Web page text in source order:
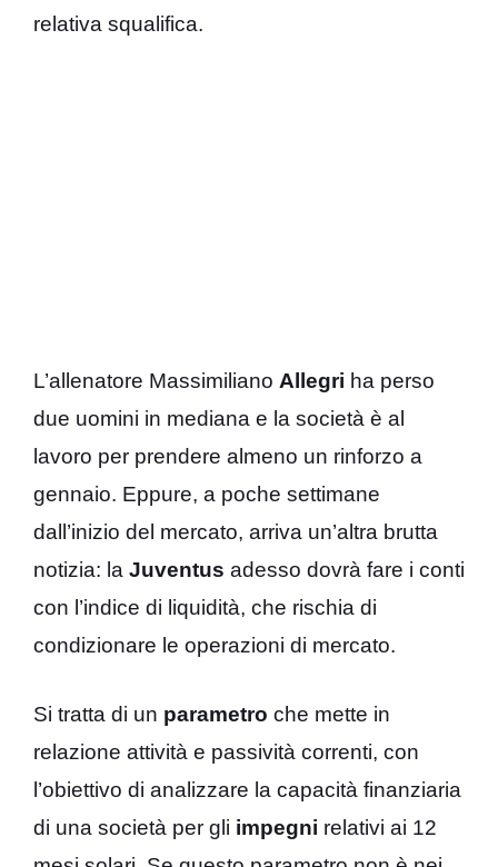
relativa squalifica.
L’allenatore Massimiliano Allegri ha perso
due uomini in mediana e la società è al
lavoro per prendere almeno un rinforzo a
gennaio. Eppure, a poche settimane
dall’inizio del mercato, arriva un’altra brutta
notizia: la Juventus adesso dovrà fare i conti
con l’indice di liquidità, che rischia di
condizionare le operazioni di mercato.
Si tratta di un parametro che mette in
relazione attività e passività correnti, con
l’obiettivo di analizzare la capacità finanziaria
di una società per gli impegni relativi ai 12